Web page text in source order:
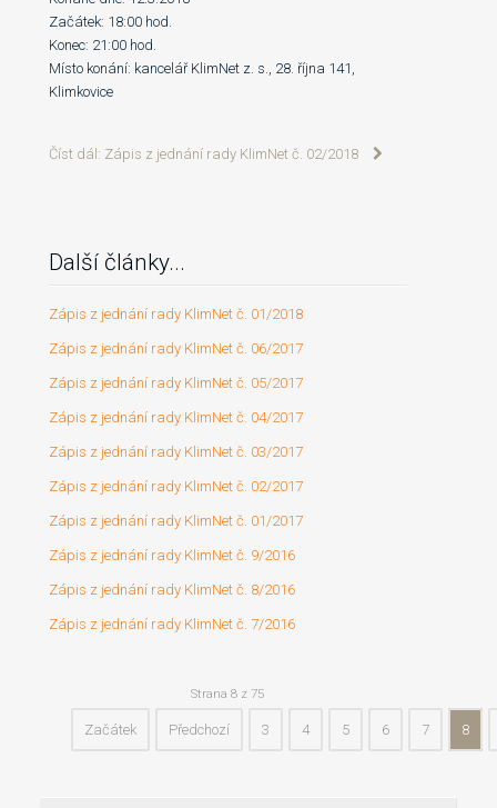
Začátek: 18:00 hod.
Konec: 21:00 hod.
Místo konání: kancelář KlimNet z. s., 28. října 141,
Klimkovice
Číst dál: Zápis z jednání rady KlimNet č. 02/2018
Další články...
Zápis z jednání rady KlimNet č. 01/2018
Zápis z jednání rady KlimNet č. 06/2017
Zápis z jednání rady KlimNet č. 05/2017
Zápis z jednání rady KlimNet č. 04/2017
Zápis z jednání rady KlimNet č. 03/2017
Zápis z jednání rady KlimNet č. 02/2017
Zápis z jednání rady KlimNet č. 01/2017
Zápis z jednání rady KlimNet č. 9/2016
Zápis z jednání rady KlimNet č. 8/2016
Zápis z jednání rady KlimNet č. 7/2016
Strana 8 z 75
Začátek Předchozí 3 4 5 6 7 8